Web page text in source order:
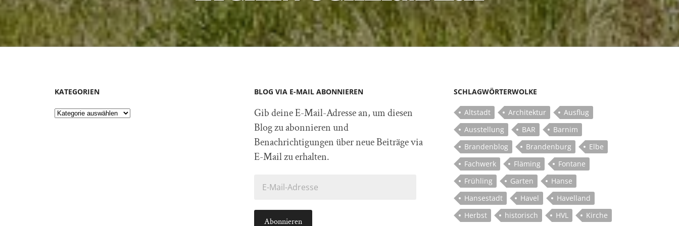
KATEGORIEN
Kategorien
BLOG VIA E-MAIL ABONNIEREN
Gib deine E-Mail-Adresse an, um diesen
Blog zu abonnieren und
Benachrichtigungen über neue Beiträge via
E-Mail zu erhalten.
Mail-
Abonnieren
SCHLAGWÖRTERWOLKE
Altstadt Architektur
Ausflug
Ausstellung
BAR
Barnim
Brandenblog
Brandenburg
Elbe
Fachwerk
Fläming
Fontane
Frühling
Garten
Hanse
Hansestadt
Havel
Havelland
Herbst
historisch HVL Kirche